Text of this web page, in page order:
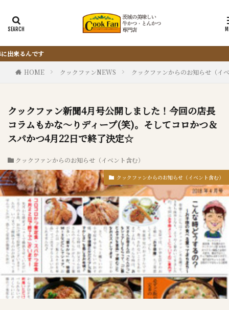
HOME クックファンNEWS クックファンからのお知らせ（イ
クックファン新聞4月号公開しました！今回の店長
コラムもかな～りディープ(笑)。そしてコロかつ＆
スパかつ4月22日で終了決定☆
クックファンからのお知らせ（イベント含む）
クックファンからのお知らせ（イベント含む）